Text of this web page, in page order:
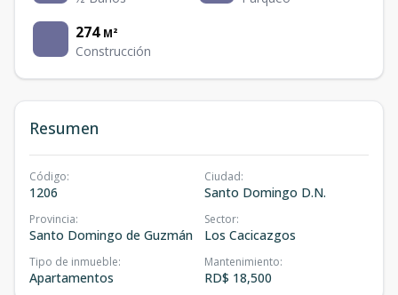
274 M²
Construcción
Resumen
Código:
1206
Ciudad:
Santo Domingo D.N.
Provincia:
Santo Domingo de Guzmán
Sector:
Los Cacicazgos
Tipo de inmueble:
Apartamentos
Mantenimiento:
RD$ 18,500